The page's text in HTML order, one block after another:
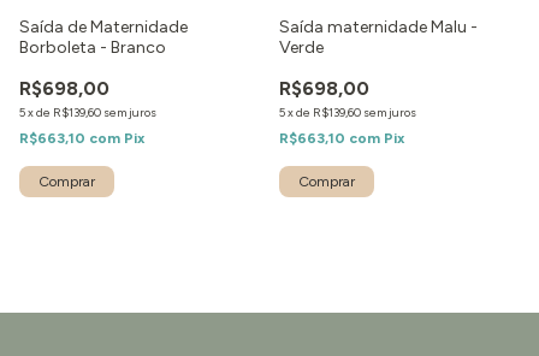
Saída de Maternidade
Borboleta - Branco
R$698,00
5xde R$139,60 sem juros
R$663,10 com Pix
Comprar
Saída maternidade Malu -
Verde
R$698,00
5xde R$139,60 sem juros
R$663,10 com Pix
Comprar